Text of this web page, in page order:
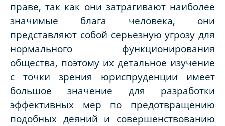
праве, так как они затрагивают наиболее
значимые блага человека, они
представляют собой серьезную угрозу для
нормального функционирования
общества, поэтому их детальное изучение
с точки зрения юриспруденции имеет
большое значение для разработки
эффективных мер по предотвращению
подобных деяний и совершенствованию